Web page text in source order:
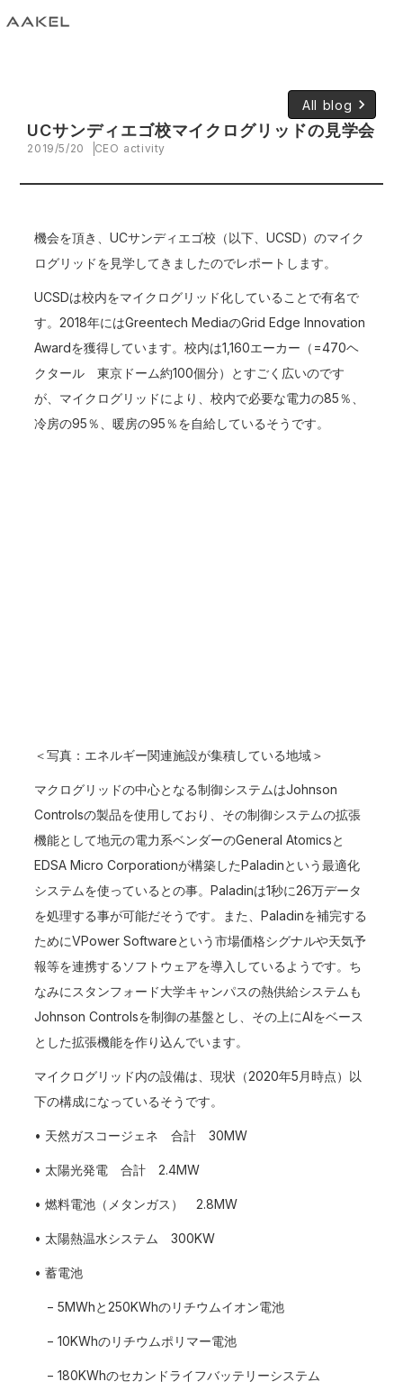
All blog keyboard_arrow_right
UCサンディエゴ校マイクログリッドの見学会
2019/5/20 CEO activity
機会を頂き、UCサンディエゴ校（以下、UCSD）のマイク
ログリッドを見学してきましたのでレポートします。
UCSDは校内をマイクログリッド化していることで有名で
す。2018年にはGreentech MediaのGrid Edge Innovation
Awardを獲得しています。校内は1,160エーカー（=470ヘ
クタール 東京ドーム約100個分）とすごく広いのです
が、マイクログリッドにより、校内で必要な電力の85％、
冷房の95％、暖房の95％を自給しているそうです。
＜写真：エネルギー関連施設が集積している地域＞
マクログリッドの中心となる制御システムはJohnson
Controlsの製品を使用しており、その制御システムの拡張
機能として地元の電力系ベンダーのGeneral Atomicsと
EDSA Micro Corporationが構築したPaladinという最適化
システムを使っているとの事。Paladinは1秒に26万データ
を処理する事が可能だそうです。また、Paladinを補完する
ためにVPower Softwareという市場価格シグナルや天気予
報等を連携するソフトウェアを導入しているようです。ち
なみにスタンフォード大学キャンパスの熱供給システムも
Johnson Controlsを制御の基盤とし、その上にAIをベース
とした拡張機能を作り込んでいます。
マイクログリッド内の設備は、現状（2020年5月時点）以
下の構成になっているそうです。
• 天然ガスコージェネ 合計 30MW
• 太陽光発電 合計 2.4MW
• 燃料電池（メタンガス） 2.8MW
• 太陽熱温水システム 300KW
• 蓄電池
− 5MWhと250KWhのリチウムイオン電池
− 10KWhのリチウムポリマー電池
− 180KWhのセカンドライフバッテリーシステム